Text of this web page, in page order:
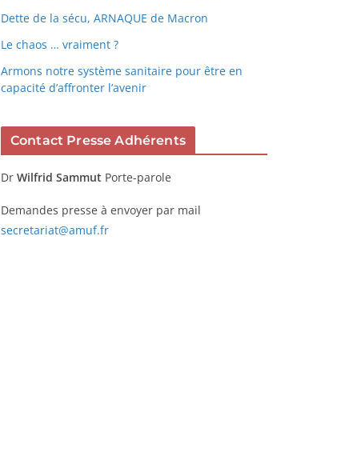
Dette de la sécu, ARNAQUE de Macron
Le chaos … vraiment ?
Armons notre système sanitaire pour être en
capacité d’affronter l’avenir
Contact Presse Adhérents
Dr Wilfrid Sammut Porte-parole
Demandes presse à envoyer par mail
secretariat@amuf.fr